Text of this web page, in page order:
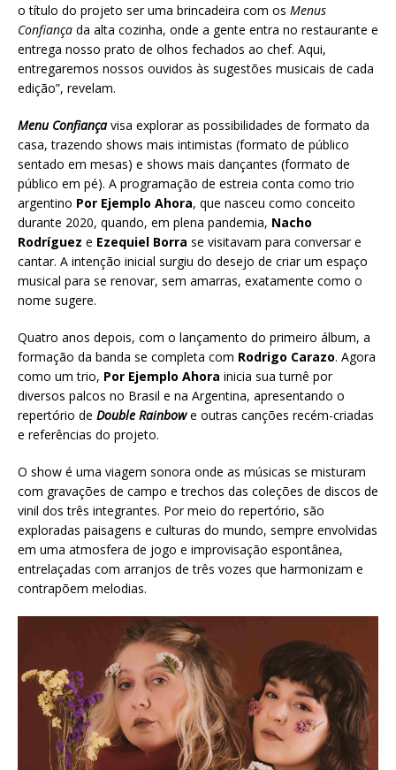
o título do projeto ser uma brincadeira com os Menus
Confiança da alta cozinha, onde a gente entra no restaurante e
entrega nosso prato de olhos fechados ao chef. Aqui,
entregaremos nossos ouvidos às sugestões musicais de cada
edição”, revelam.
Menu Confiançavisa explorar as possibilidades de formato da
casa, trazendo shows mais intimistas (formato de público
sentado em mesas) e shows mais dançantes (formato de
público em pé). A programação de estreia conta como trio
argentino Por Ejemplo Ahora, que nasceu como conceito
durante 2020, quando, em plena pandemia, Nacho
Rodríguez e Ezequiel Borra se visitavam para conversar e
cantar. A intenção inicial surgiu do desejo de criar um espaço
musical para se renovar, sem amarras, exatamente como o
nome sugere.
Quatro anos depois, com o lançamento do primeiro álbum, a
formação da banda se completa com Rodrigo Carazo. Agora
como um trio, Por Ejemplo Ahora inicia sua turnê por
diversos palcos no Brasil e na Argentina, apresentando o
repertório de Double Rainbowe outras canções recém-criadas
e referências do projeto.
O show é uma viagem sonora onde as músicas se misturam
com gravações de campo e trechos das coleções de discos de
vinil dos três integrantes. Por meio do repertório, são
exploradas paisagens e culturas do mundo, sempre envolvidas
em uma atmosfera de jogo e improvisação espontânea,
entrelaçadas com arranjos de três vozes que harmonizam e
contrapõem melodias.